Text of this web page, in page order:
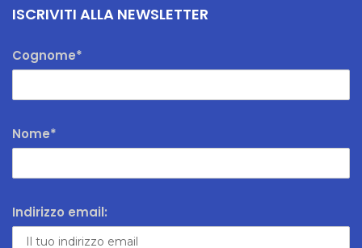
ISCRIVITI ALLA NEWSLETTER
Cognome*
Nome*
Indirizzo email: